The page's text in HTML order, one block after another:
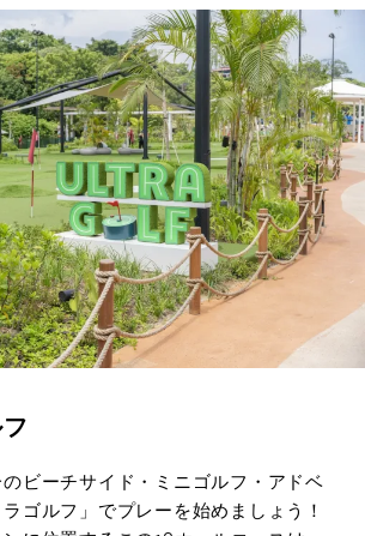
ビーチサイド・ミニゴルフ・アドベ
ゴルフ」でプレーを始めましょう！